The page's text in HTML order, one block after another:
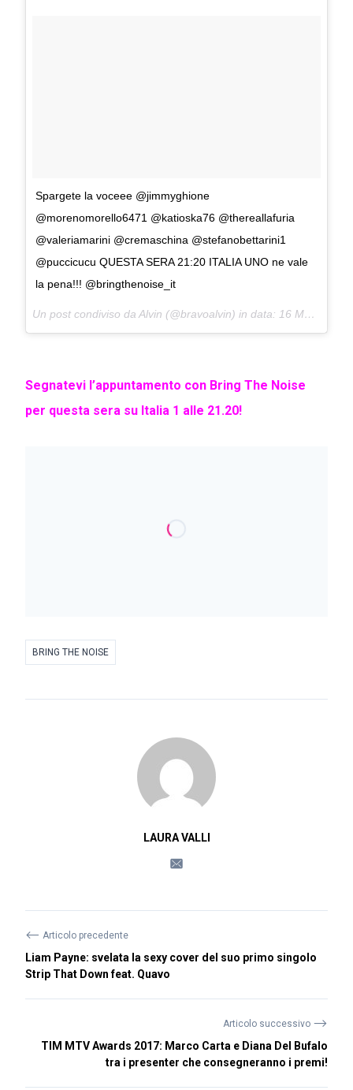
Spargete la voceee @jimmyghione
@morenomorello6471 @katioska76 @thereallafuria
@valeriamarini @cremaschina @stefanobettarini1
@puccicucu QUESTA SERA 21:20 ITALIA UNO ne vale
la pena!!! @bringthenoise_it
Un post condiviso da Alvin (@bravoalvin) in data: 16 Mag 2017 alle ore 03:49 PDT
Segnatevi l’appuntamento con Bring The Noise
per questa sera su Italia 1 alle 21.20!
BRING THE NOISE
LAURA VALLI
⟵ Articolo precedente
Liam Payne: svelata la sexy cover del suo primo singolo
Strip That Down feat. Quavo
Articolo successivo ⟶
TIM MTV Awards 2017: Marco Carta e Diana Del Bufalo
tra i presenter che consegneranno i premi!